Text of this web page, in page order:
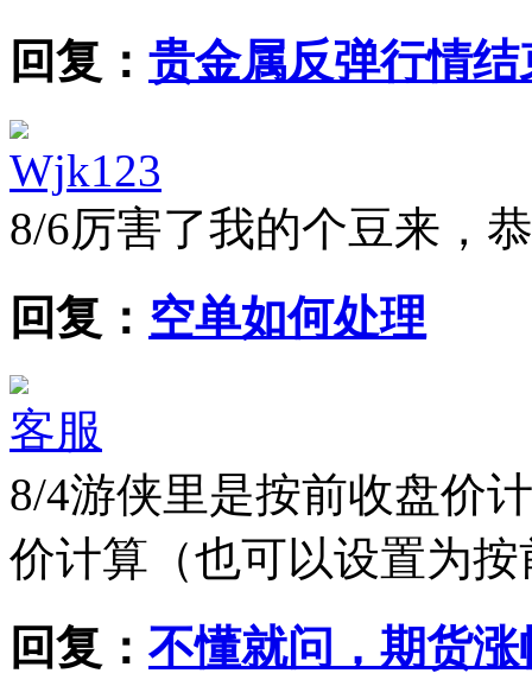
回复： 贵金属反弹行情
Wjk123
8/6厉害了我的个豆来，
回复： 空单如何处理
客服
8/4游侠里是按前收盘价
价计算（也可以设置为
回复： 不懂就问，期货涨